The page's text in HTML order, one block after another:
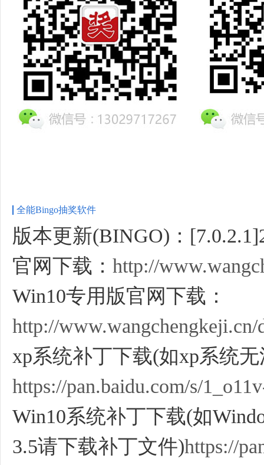
全能Bingo抽奖软件
版本更新(BINGO)：
官网下载： http://
Win10专用版官网下载：
http://
xp系统补丁下载(如xp系统
https://pan.baidu.com/s/
Win10系统补丁下载(如
3.5请下载补丁文件)https://